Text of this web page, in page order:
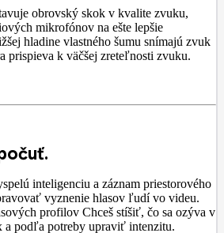
obrovský skok v kvalite zvuku,
mikrofónov na ešte lepšie
hladine vlastného šumu snímajú zvuk
prispieva k väčšej zreteľnosti zvuku.
inteligenciu a záznam priestorového
vyznenie hlasov ľudí vo videu.
profilov Chceš stíšiť, čo sa ozýva v
a podľa potreby upraviť intenzitu.